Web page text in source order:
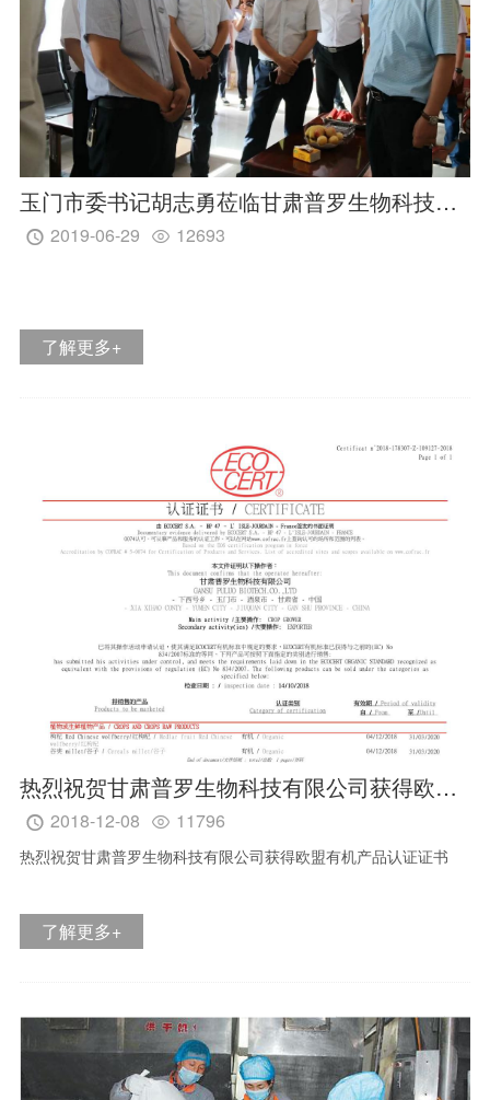
玉门市委书记胡志勇莅临甘肃普罗生物科技有限公司调研指导工作
 2019-06-29  12693
了解更多+
热烈祝贺甘肃普罗生物科技有限公司获得欧盟有机产品认证证书
 2018-12-08  11796
热烈祝贺甘肃普罗生物科技有限公司获得欧盟有机产品认证证书
了解更多+